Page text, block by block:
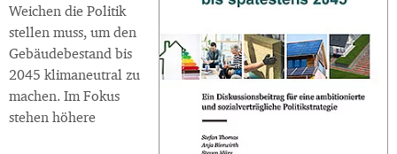
Weichen die Politik
stellen muss, um den
Gebäudebestand bis
2045 klimaneutral zu
machen. Im Fokus
stehen höhere